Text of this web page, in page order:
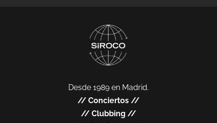
Desde 1989 en Madrid.
// Conciertos //
// Clubbing //